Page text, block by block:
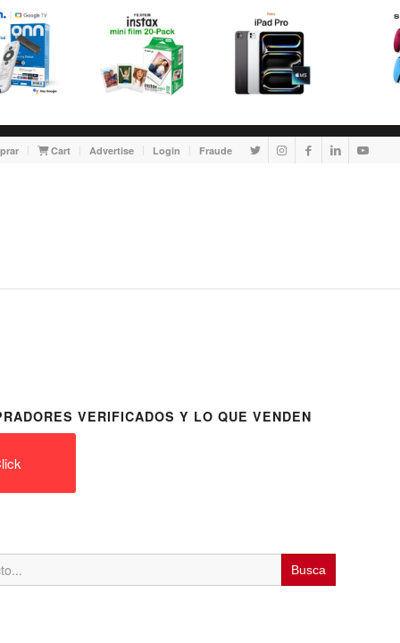
Cart Advertise Login Fraude
VERIFICADOS Y LO QUE VENDEN